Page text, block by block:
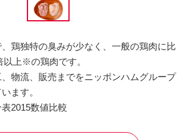
鶏独特の臭みが少なく、一般の鶏肉に比
以上※の鶏肉です。
物流、販売までをニッポンハムグループ
ます。
2015数値比較